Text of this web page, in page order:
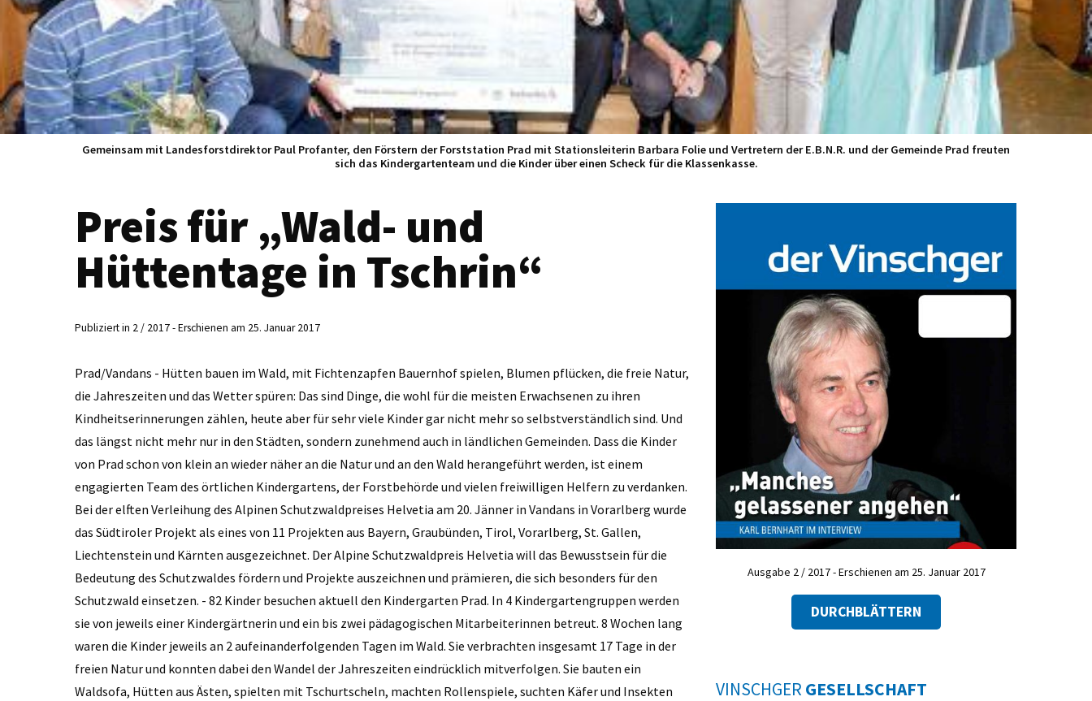
Gemeinsam mit Landesforstdirektor Paul Profanter, den Förstern der Forststation Prad mit Stationsleiterin Barbara Folie und Vertretern der E.B.N.R. und der Gemeinde Prad freuten
sich das Kindergartenteam und die Kinder über einen Scheck für die Klassenkasse.
Preis für „Wald- und
Hüttentage in Tschrin“
Publiziert in 2 / 2017 - Erschienen am 25. Januar 2017
Prad/Vandans - Hütten bauen im Wald, mit Fichtenzapfen Bauernhof spielen, Blumen pflücken, die freie Natur,
die Jahreszeiten und das ­Wetter spüren: Das sind Dinge, die wohl für die meisten Erwachsenen zu ihren
Kindheitserinnerungen zählen, heute aber für sehr viele Kinder gar nicht mehr so selbstverständlich sind. Und
das längst nicht mehr nur in den Städten, sondern zunehmend auch in ländlichen Gemeinden. Dass die Kinder
von Prad schon von klein an wieder näher an die Natur und an den Wald herangeführt werden, ist einem
engagierten Team des örtlichen Kindergartens, der Forstbehörde und vielen freiwilligen Helfern zu verdanken.
Bei der elften Verleihung des Alpinen Schutzwaldpreises Helvetia am 20. Jänner in Vandans in Vorarlberg wurde
das Südtiroler Projekt als eines von 11 Projekten aus Bayern, Graubünden, Tirol, Vorarlberg, St. Gallen,
Liechtenstein und Kärnten ausgezeichnet. Der Alpine Schutzwaldpreis Helvetia will das Bewusstsein für die
Bedeutung des Schutzwaldes fördern und Projekte auszeichnen und prämieren, die sich besonders für den
Schutzwald einsetzen. - 82 Kinder besuchen aktuell den Kindergarten Prad. In 4 Kindergartengruppen werden
sie von jeweils einer Kindergärtnerin und ein bis zwei pädagogischen Mitarbeiterinnen betreut. 8 Wochen lang
waren die Kinder jeweils an 2 aufeinanderfolgenden Tagen im Wald. Sie verbrachten insgesamt 17 Tage in der
freien Natur und konnten dabei den Wandel der Jahreszeiten eindrücklich mitverfolgen. Sie bauten ein
Waldsofa, Hütten aus Ästen, spielten mit Tschurtscheln, machten Rollenspiele, suchten Käfer und Insekten
Ausgabe 2 / 2017 - Erschienen am 25. Januar 2017
DURCHBLÄTTERN
VINSCHGER GESELLSCHAFT